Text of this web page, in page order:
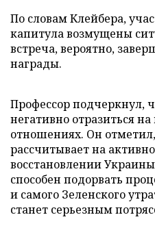
По словам Клейбера,
капитула возмущены
встреча, вероятно,
награды.
Профессор подчеркнул,
негативно отразиться
отношениях. Он
рассчитывает на
восстановлении
способен подорвать
и самого Зеленского
станет серьезным